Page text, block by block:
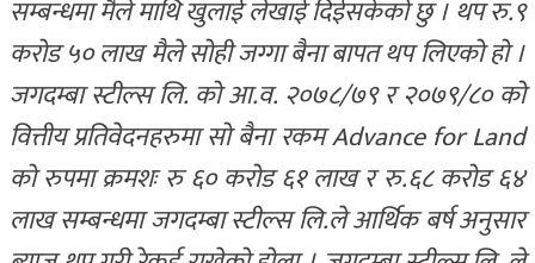
सम्बन्धमा मैले माथि खुलाई लेखाई दिईसकेको छु । थप रु.९
करोड ५० लाख मैले सोही जग्गा बैना बापत थप लिएको हो ।
जगदम्बा स्टील्स लि. को आ.व. २०७८/७९ र २०७९/८० को
वित्तीय प्रतिवेदनहरुमा सो बैना रकम Advance for Land
को रुपमा क्रमशः रु ६० करोड ६१ लाख र रु.६८ करोड ६४
लाख सम्बन्धमा जगदम्बा स्टील्स लि.ले आर्थिक बर्ष अनुसार